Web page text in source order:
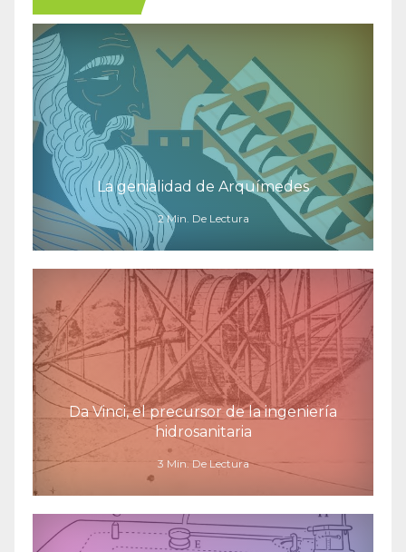
La genialidad de Arquímedes
2 Min. De Lectura
Da Vinci, el precursor de la ingeniería
hidrosanitaria
3 Min. De Lectura